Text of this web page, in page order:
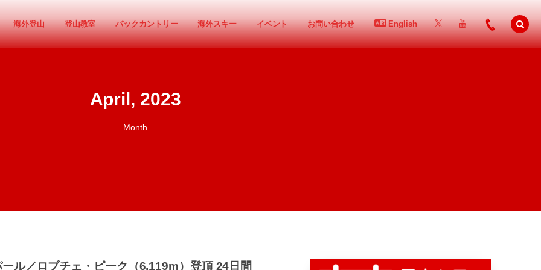
海外登山 登山教室 バックカントリー 海外スキー イベント お問い合わせ English
April, 2023
Month
ル／ロブチェ・ピーク（6,119m）登頂 24日間